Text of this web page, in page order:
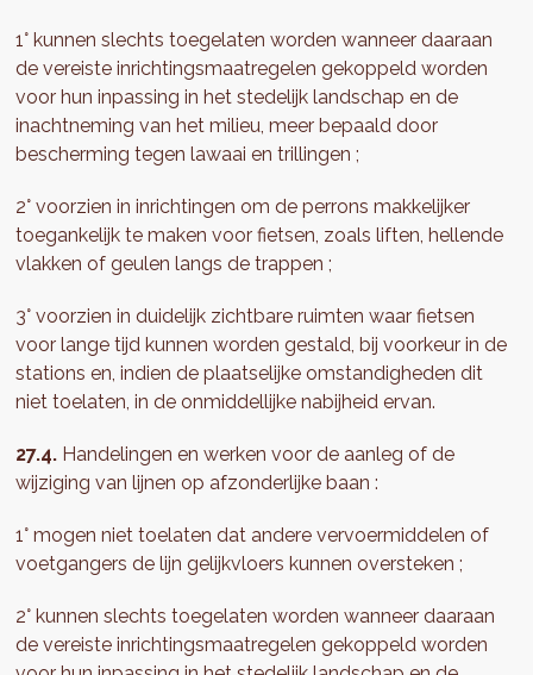
1° kunnen slechts toegelaten worden wanneer daaraan
de vereiste inrichtingsmaatregelen gekoppeld worden
voor hun inpassing in het stedelijk landschap en de
inachtneming van het milieu, meer bepaald door
bescherming tegen lawaai en trillingen ;
2° voorzien in inrichtingen om de perrons makkelijker
toegankelijk te maken voor fietsen, zoals liften, hellende
vlakken of geulen langs de trappen ;
3° voorzien in duidelijk zichtbare ruimten waar fietsen
voor lange tijd kunnen worden gestald, bij voorkeur in de
stations en, indien de plaatselijke omstandigheden dit
niet toelaten, in de onmiddellijke nabijheid ervan.
27.4. Handelingen en werken voor de aanleg of de
wijziging van lijnen op afzonderlijke baan :
1° mogen niet toelaten dat andere vervoermiddelen of
voetgangers de lijn gelijkvloers kunnen oversteken ;
2° kunnen slechts toegelaten worden wanneer daaraan
de vereiste inrichtingsmaatregelen gekoppeld worden